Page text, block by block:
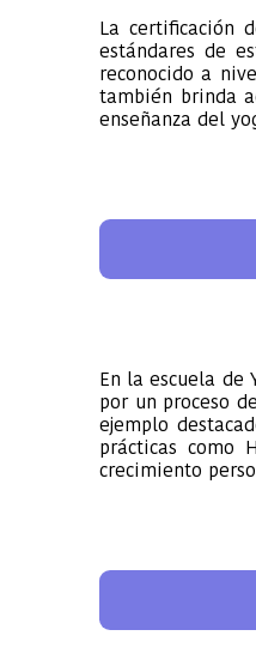
La certificación
estándares de
reconocido a
también brinda
enseñanza del
En la escuela de
por un proceso
ejemplo
prácticas como
crecimiento